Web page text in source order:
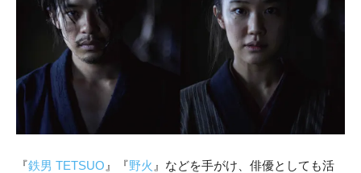
『鉄男 TETSUO 』『野火 』などを手がけ、俳優としても活